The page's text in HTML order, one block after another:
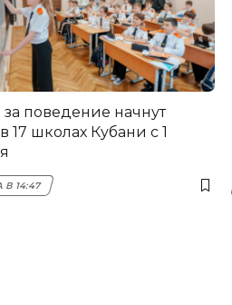
поведение начнут
17 школах Кубани с 1
В 14:47